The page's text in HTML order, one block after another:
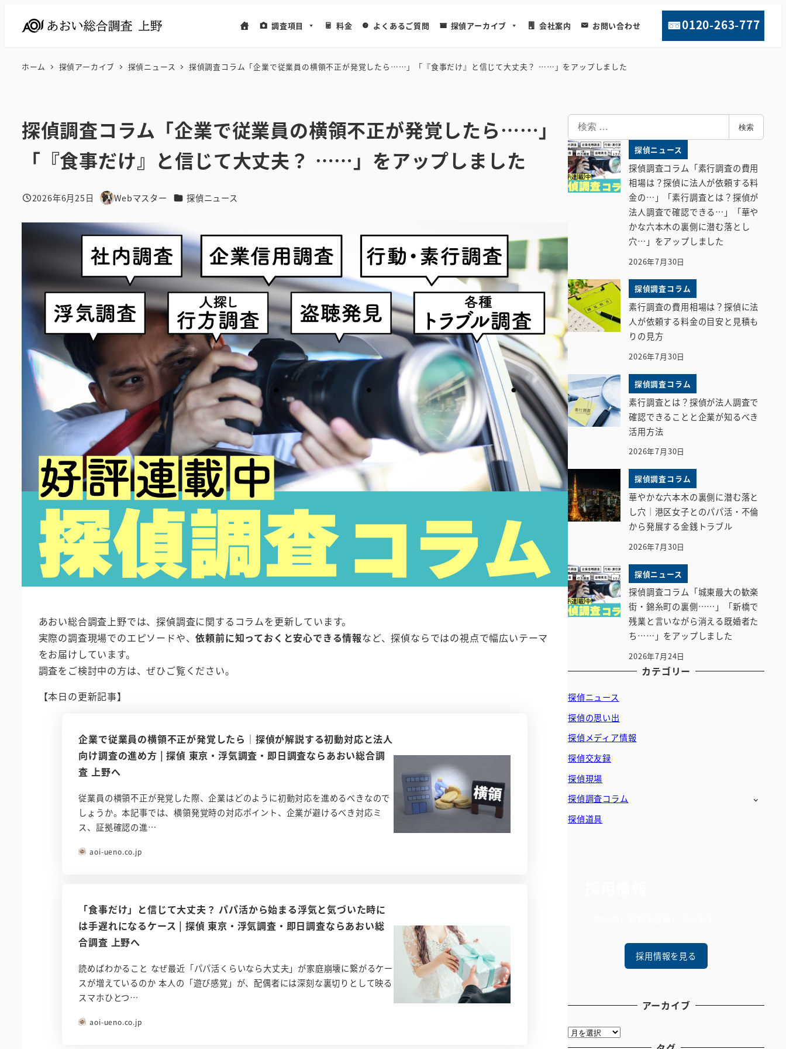
調査項目 料金 よくあるご質問 探偵アーカイブ 会社案内 お問い合わせ 0120-263-777
ホーム 探偵アーカイブ 探偵ニュース 探偵調査コラム「企業で従業員の横領不正が発覚したら……」「『食事だけ』と信じて大丈夫？ ……」をアップしました
探偵調査コラム「企業で従業員の横領不正が発覚したら……」
「『食事だけ』と信じて大丈夫？ ……」をアップしました
投稿日
2026年6月25日
著
Webマスター カテゴリー
探偵ニュース
あおい総合調査上野では、探偵調査に関するコラムを更新しています。
実際の調査現場でのエピソードや、依頼前に知っておくと安心できる情報など、探偵ならではの視点で幅広いテーマ
をお届けしています。
調査をご検討中の方は、ぜひご覧ください。
【本日の更新記事】
企業で従業員の横領不正が発覚したら｜探偵が解説する初動対応と法人
向け調査の進め方 | 探偵 東京・浮気調査・即日調査ならあおい総合調
査 上野へ
従業員の横領不正が発覚した際、企業はどのように初動対応を進めるべきなので
しょうか。本記事では、横領発覚時の対応ポイント、企業が避けるべき対応ミ
ス、証拠確認の進…
aoi-ueno.co.jp
「食事だけ」と信じて大丈夫？ パパ活から始まる浮気と気づいた時に
は手遅れになるケース | 探偵 東京・浮気調査・即日調査ならあおい総
合調査 上野へ
読めばわかること なぜ最近「パパ活くらいなら大丈夫」が家庭崩壊に繋がるケー
スが増えているのか 本人の「遊び感覚」が、配偶者には深刻な裏切りとして映る
スマホひとつ…
aoi-ueno.co.jp
索
検索
探偵ニュース
探偵調査コラム「素行調査の費用
相場は？探偵に法人が依頼する料
金の…」「素行調査とは？探偵が
法人調査で確認できる…」「華や
かな六本木の裏側に潜む落とし
穴…」をアップしました
2026年7月30日
探偵調査コラム
素行調査の費用相場は？探偵に法
人が依頼する料金の目安と見積も
りの見方
2026年7月30日
探偵調査コラム
素行調査とは？探偵が法人調査で
確認できることと企業が知るべき
活用方法
2026年7月30日
探偵調査コラム
華やかな六本木の裏側に潜む落と
し穴｜港区女子とのパパ活・不倫
から発展する金銭トラブル
2026年7月30日
探偵ニュース
探偵調査コラム「城東最大の歓楽
街・錦糸町の裏側……」「新橋で
残業と言いながら消える既婚者た
ち……」をアップしました
2026年7月24日
カテゴリー
探偵ニュース
探偵の思い出
探偵メディア情報
探偵交友録
探偵現場
探偵調査コラム
探偵道具
採用情報を見る
アーカイブ
ア
ー